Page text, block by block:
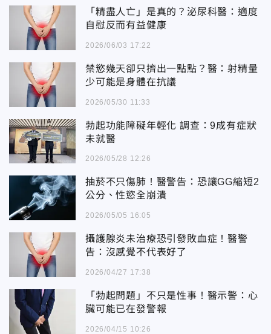
「精盡人亡」是真的？泌尿科醫：適度
自慰反而有益健康
2026/06/03 17:22
禁慾幾天卻只擠出一點點？醫：射精量
少可能是身體在抗議
2026/05/30 11:33
勃起功能障礙年輕化 調查：9成有症狀
未就醫
2026/05/28 12:26
抽菸不只傷肺！醫警告：恐讓GG縮短2
公分、性慾全崩潰
2026/05/05 16:05
攝護腺炎未治療恐引發敗血症！醫警
告：沒感覺不代表好了
2026/04/27 17:38
「勃起問題」不只是性事！醫示警：心
臟可能已在發警報
2026/04/15 10:26